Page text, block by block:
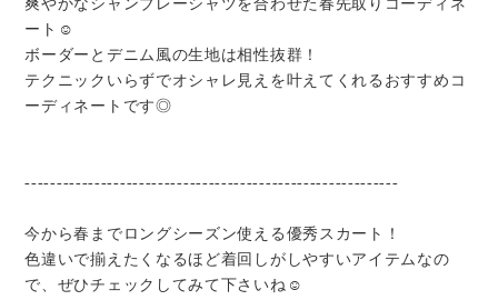
爽やかなシャンブレーシャツを合わせた春先取りコーディネ
ート☺︎
ボーダーとデニム風の生地は相性抜群！
テクニックいらずでオシャレ見えを叶えてくれるおすすめコ
ーディネートです◎
-----------------------------------------------------------
今から春までロングシーズン使える優秀スカート！
色違いで揃えたくなるほど着回しがしやすいアイテムなの
で、ぜひチェックしてみて下さいね☺︎